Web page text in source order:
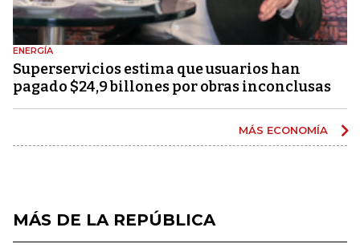
ENERGÍA
Superservicios estima que usuarios han
pagado $24,9 billones por obras inconclusas
MÁS ECONOMÍA
MÁS DE LA REPÚBLICA